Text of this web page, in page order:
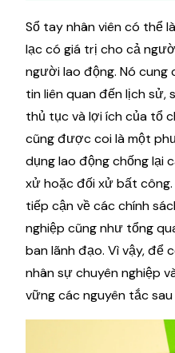
Sổ tay nhân viên có thể
lạc có giá trị cho cả
người lao động. Nó
tin liên quan đến lịch sử,
thủ tục và lợi ích của tổ
cũng được coi là một
dụng lao động chống lại
xử hoặc đối xử bất
tiếp cận về các chính
nghiệp cũng như tổng
ban lãnh đạo. Vì vậy, để
nhân sự chuyên nghiệp
vững các nguyên tắc